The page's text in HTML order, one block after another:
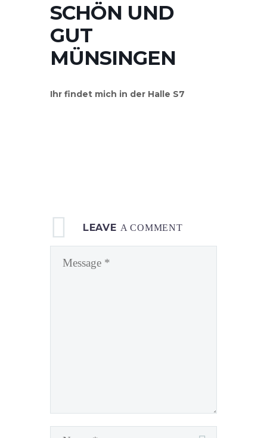
SCHÖN UND
GUT
MÜNSINGEN
Ihr findet mich in der Halle S7
LEAVE A COMMENT